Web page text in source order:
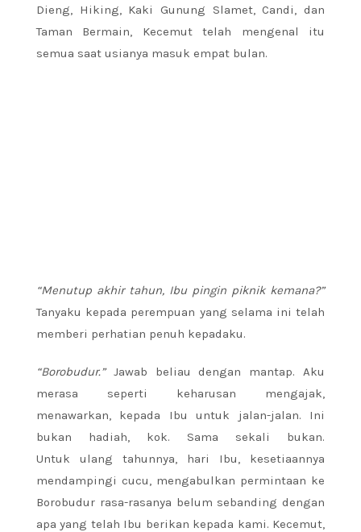
Dieng, Hiking, Kaki Gunung Slamet, Candi, dan
Taman Bermain, Kecemut telah mengenal itu
semua saat usianya masuk empat bulan.
“Menutup akhir tahun, Ibu pingin piknik kemana?”
Tanyaku kepada perempuan yang selama ini telah
memberi perhatian penuh kepadaku.
“Borobudur.”Jawab beliau dengan mantap. Aku
merasa seperti keharusan mengajak,
menawarkan, kepada Ibu untuk jalan-jalan. Ini
bukan hadiah, kok. Sama sekali bukan.
Untuk ulang tahunnya, hari Ibu, kesetiaannya
mendampingi cucu, mengabulkan permintaan ke
Borobudur rasa-rasanya belum sebanding dengan
apa yang telah Ibu berikan kepada kami. Kecemut,